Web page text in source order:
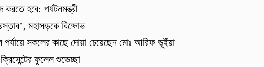
হবে: পর্যটনমন্ত্রী
মহাসড়কে বিক্ষোভ
সকলের কাছে দোয়া চেয়েছেন মোঃ আরিফ ভূইঁয়া
ফুলেল শুভেচ্ছা